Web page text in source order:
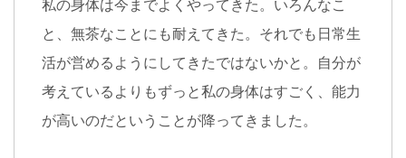
私の身体は今までよくやってきた。いろんなこ
と、無茶なことにも耐えてきた。それでも日常生
活が営めるようにしてきたではないかと。自分が
考えているよりもずっと私の身体はすごく、能力
が高いのだということが降ってきました。